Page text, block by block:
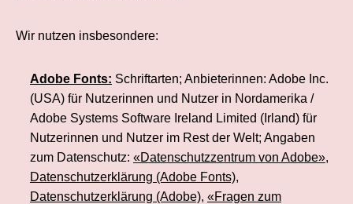
Wir nutzen insbesondere:
Adobe Fonts: Schriftarten; Anbieterinnen: Adobe Inc.
(USA) für Nutzerinnen und Nutzer in Nordamerika /
Adobe Systems Software Ireland Limited (Irland) für
Nutzerinnen und Nutzer im Rest der Welt; Angaben
zum Datenschutz: «Datenschutzzentrum von Adobe»,
Datenschutzerklärung (Adobe Fonts),
Datenschutzerklärung (Adobe), «Fragen zum